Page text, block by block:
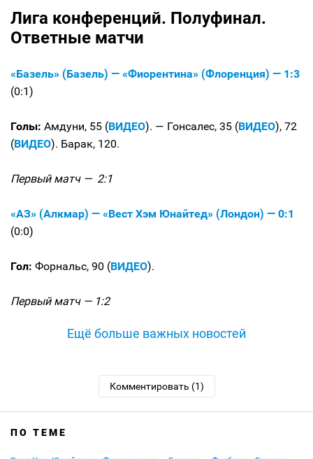
Лига конференций. Полуфинал.
Ответные матчи
«Базель» (Базель) — «Фиорентина» (Флоренция) — 1:3
(0:1)
Голы: Амдуни, 55 (ВИДЕО). — Гонсалес, 35 (ВИДЕО), 72
(ВИДЕО). Барак, 120.
Первый матч — 2:1
«АЗ» (Алкмар) — «Вест Хэм Юнайтед» (Лондон) — 0:1
(0:0)
Гол: Форнальс, 90 (ВИДЕО).
Первый матч — 1:2
Ещё больше важных новостей
Комментировать (1)
ПО ТЕМЕ